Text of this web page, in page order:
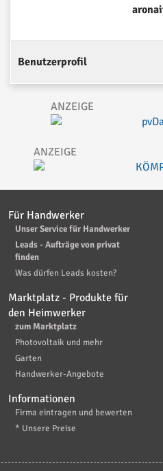
Benutzerprofil
Für Handwerker
Unser Service für Handwerker
Leads - Aufträge von privat
finden
Was dürfen Leads kosten?
Marktplatz - Produkte für
den Heimwerker
zum Marktplatz
Photovoltaik und mehr
Garten
Handwerker-Angebote
Informationen
Firma eintragen und bewerten
* Unsere Preise